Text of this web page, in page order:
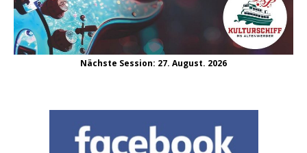
Nächste Session: 27. August. 2026